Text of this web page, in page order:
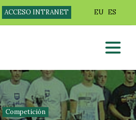
ACCESO INTRANET EU ES
Competición